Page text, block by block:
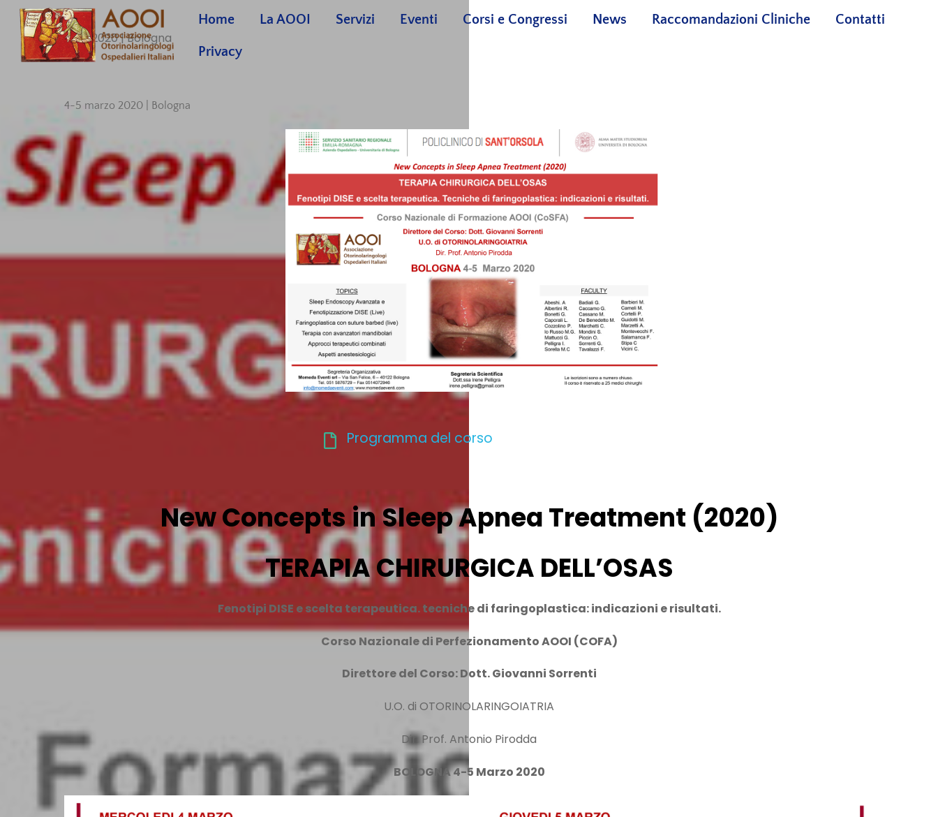
Skip
content
Home La AOOI Servizi Eventi Corsi e Congressi News Raccomandazioni Cliniche Contatti
Privacy
4-5 marzo 2020 | Bologna
4-5 marzo 2020 | Bologna
Programma del corso
New Concepts in Sleep Apnea Treatment (2020)
TERAPIA CHIRURGICA DELL’OSAS
Fenotipi DISE e scelta terapeutica. tecniche di faringoplastica: indicazioni e risultati.
Corso Nazionale di Perfezionamento AOOI (COFA)
Direttore del Corso: Dott. Giovanni Sorrenti
U.O. di OTORINOLARINGOIATRIA
Dir. Prof. Antonio Pirodda
BOLOGNA4-5 Marzo 2020